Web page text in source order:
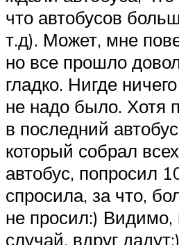
что автобусов
т.д). Может, мне
но все прошло
гладко. Нигде
не надо было. Хотя
в последний
который собрал
автобус, попросил
спросила, за что,
не просил:) Видимо,
случай, вдруг дадут:)